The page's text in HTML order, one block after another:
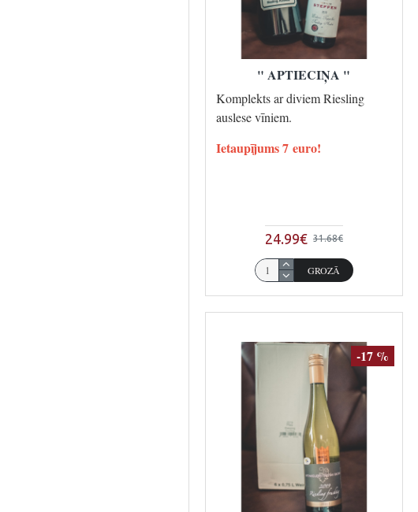
" APTIECIŅA "
Komplekts ar diviem Riesling
auslese vīniem.
Ietaupījums 7 euro!
24.99€ 31.68€
GROZĀ
-17 %